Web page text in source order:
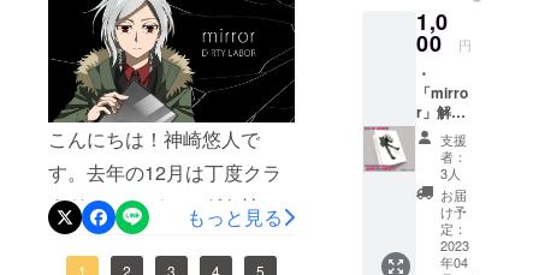
mirror -insideout- SOUND
TRACK 通販はこちら
BOOTHにてサウンドトラッ
クが発売開始しました！現
在はダウンロード版を発売
中です。CD版はご要望があ
れば……？ゲーム「mirror-
とか完成出来て本当に良
かったです。本当に……本
当によかったです……脱出
探索ゲーム『mirror-
insideout-』本編公開中！ 公
式サイト
http://mirror.dirtylabor.comBO
OTH
こんにちは！神崎悠人で
す。去年の12月は丁度クラ
ウドファンディングを始め
た時期でした。そして1年と
もっと見る
1 2 3 4 5
のサン
プル品
の贈呈
です。
サンプ
ル品と
なりま
すの
で、
グッズ
化後の
本製品
とは異
なる場
1,0
00 円
・
「mirro
r」解説
本「ウ
ラとオ
モテの
光ある
トコ
ロ。」1
冊 ・サ
ンクス
支援
者：
3人
お届
け予
定：
2023
年04